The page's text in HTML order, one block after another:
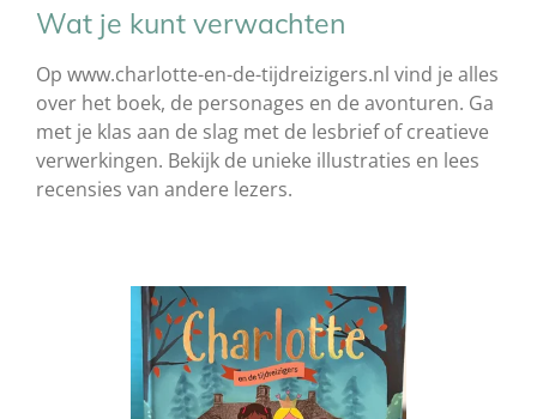
Wat je kunt verwachten
Op www.charlotte-en-de-tijdreizigers.nl vind je alles
over het boek, de personages en de avonturen. Ga
met je klas aan de slag met de lesbrief of creatieve
verwerkingen. Bekijk de unieke illustraties en lees
recensies van andere lezers.